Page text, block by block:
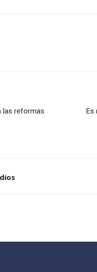
las reformas
Es